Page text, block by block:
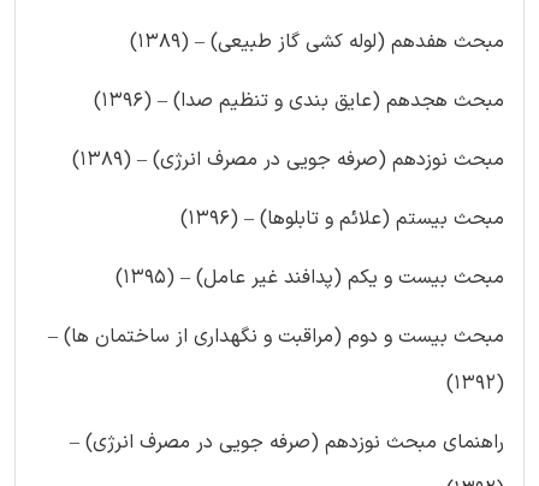
مبحث هفدهم (لوله کشی گاز طبیعی) – (۱۳۸۹)
مبحث هجدهم (عایق بندی و تنظیم صدا) – (۱۳۹۶)
مبحث نوزدهم (صرفه جویی در مصرف انرژی) – (۱۳۸۹)
مبحث بیستم (علائم و تابلوها) – (۱۳۹۶)
مبحث بیست و یکم (پدافند غیر عامل) – (۱۳۹۵)
مبحث بیست و دوم (مراقبت و نگهداری از ساختمان ها) –
(۱۳۹۲)
راهنمای مبحث نوزدهم (صرفه جویی در مصرف انرژی) –